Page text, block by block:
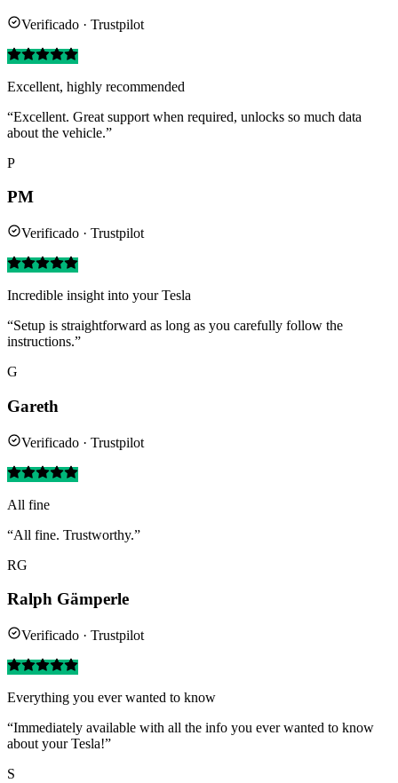
Verificado · Trustpilot
Excellent, highly recommended
“Excellent. Great support when required, unlocks so much data
about the vehicle.”
P
PM
Verificado · Trustpilot
Incredible insight into your Tesla
“Setup is straightforward as long as you carefully follow the
instructions.”
G
Gareth
Verificado · Trustpilot
All fine
“All fine. Trustworthy.”
RG
Ralph Gämperle
Verificado · Trustpilot
Everything you ever wanted to know
“Immediately available with all the info you ever wanted to know
about your Tesla!”
S